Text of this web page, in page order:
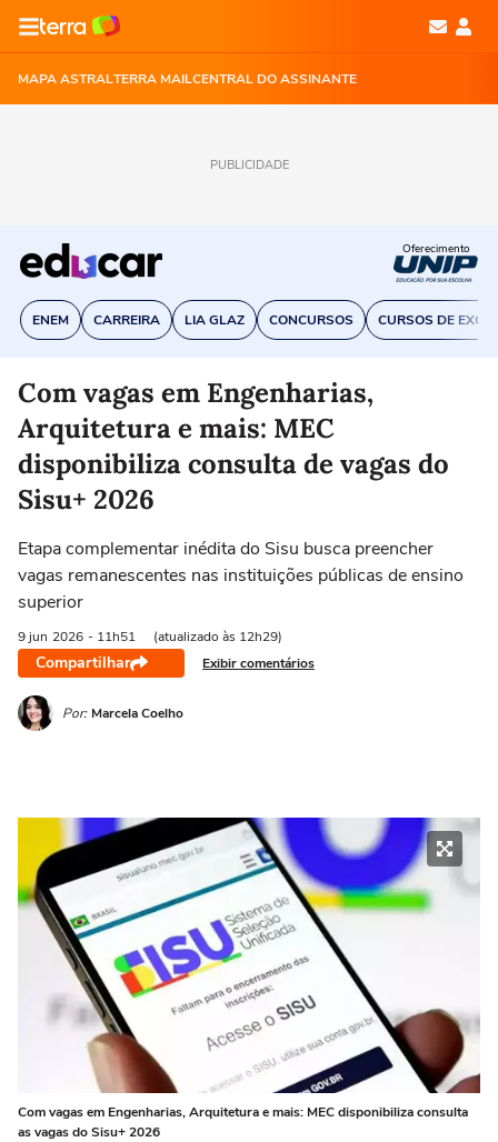
MAPA ASTRALTERRA MAILCENTRAL DO ASSINANTE
PUBLICIDADE
ENEM CARREIRA LIA GLAZ CONCURSOS CURSOS DE EXCEL
Oferecimento
Com vagas em Engenharias,
Arquitetura e mais: MEC
disponibiliza consulta de vagas do
Sisu+ 2026
Etapa complementar inédita do Sisu busca preencher
vagas remanescentes nas instituições públicas de ensino
superior
9 jun 2026 - 11h51 (atualizado às 12h29)
Compartilhar Exibir comentários
Por: Marcela Coelho
Com vagas em Engenharias, Arquitetura e mais: MEC disponibiliza consulta
as vagas do Sisu+ 2026